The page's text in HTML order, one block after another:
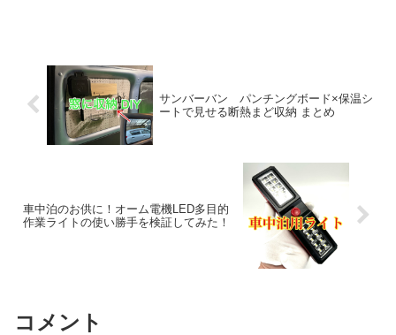
サンバーバン パンチングボード×保温シ
ートで見せる断熱まど収納 まとめ
車中泊のお供に！オーム電機LED多目的
作業ライトの使い勝手を検証してみた！
コメント